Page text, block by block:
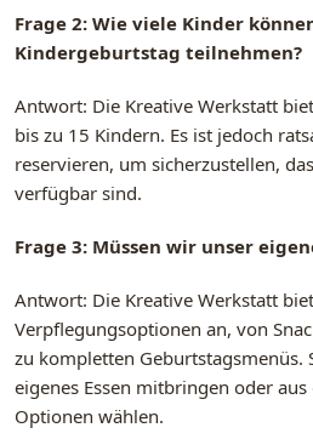
Frage 2: Wie viele Kinder
Kindergeburtstag teilnehmen?
Antwort: Die Kreative Werkstatt
bis zu 15 Kindern. Es ist jedoch
reservieren, um sicherzustellen,
verfügbar sind.
Frage 3: Müssen wir unser
Antwort: Die Kreative Werkstatt
Verpflegungsoptionen an, von
zu kompletten Geburtstagsmenüs.
eigenes Essen mitbringen oder
Optionen wählen.